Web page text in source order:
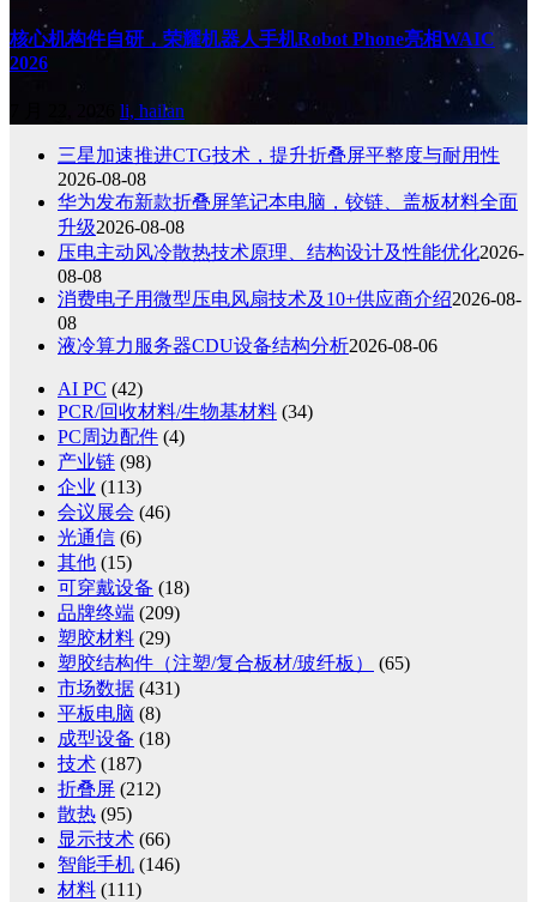
核心机构件自研，荣耀机器人手机Robot Phone亮相WAIC
2026
li, hailan
三星加速推进CTG技术，提升折叠屏平整度与耐用性
2026-08-08
华为发布新款折叠屏笔记本电脑，铰链、盖板材料全面
升级2026-08-08
压电主动风冷散热技术原理、结构设计及性能优化2026-
08-08
消费电子用微型压电风扇技术及10+供应商介绍2026-08-
08
液冷算力服务器CDU设备结构分析2026-08-06
AI PC (42)
PCR/回收材料/生物基材料 (34)
PC周边配件 (4)
产业链 (98)
企业 (113)
会议展会 (46)
光通信 (6)
其他 (15)
可穿戴设备 (18)
品牌终端 (209)
塑胶材料 (29)
塑胶结构件（注塑/复合板材/玻纤板）
(65)
市场数据 (431)
平板电脑 (8)
成型设备 (18)
技术 (187)
折叠屏 (212)
散热 (95)
显示技术 (66)
智能手机 (146)
材料 (111)